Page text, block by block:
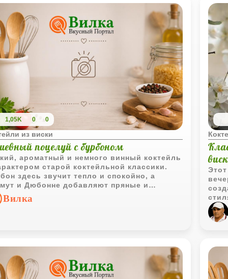
1,05K 0 0
из виски
поцелуй с бурбоном
ароматный и немного винный коктейль
старой коктейльной классики.
здесь звучит тепло и спокойно, а
и Дюбонне добавляют пряные и
оттенки без лишней сладости.
Вилка